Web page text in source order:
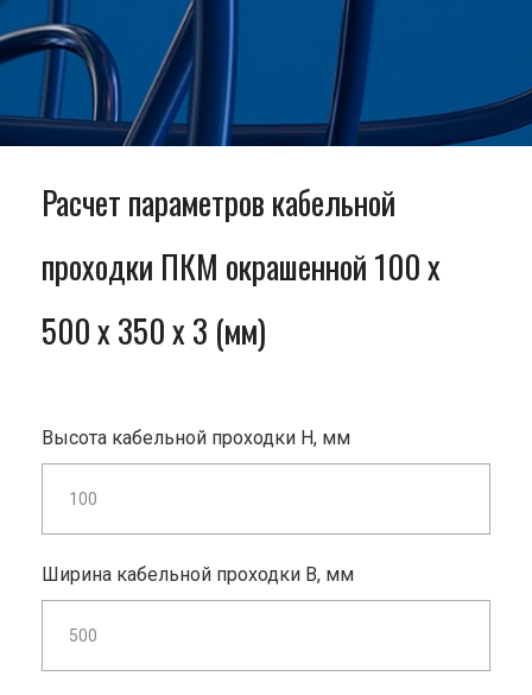
Расчет параметров кабельной
проходки ПКМ окрашенной 100 x
500 x 350 x 3 (мм)
Высота кабельной проходки H, мм
Ширина кабельной проходки B, мм